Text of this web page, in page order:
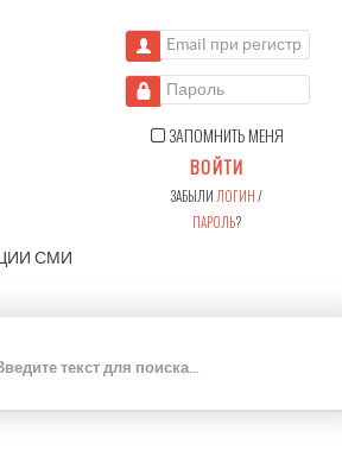
СМИ
Email при регистрации
Пароль
ЗАПОМНИТЬ МЕНЯ
ВОЙТИ
ЗАБЫЛИ ЛОГИН/
ПАРОЛЬ?
К